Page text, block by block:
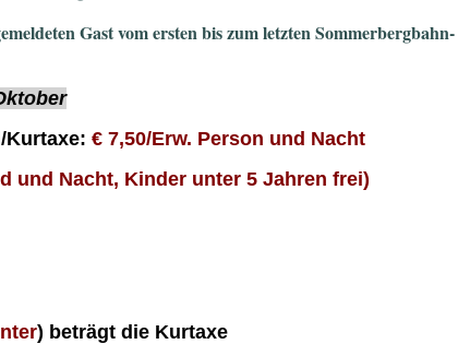
Gast vom ersten bis zum letzten Sommerbergbahn-
Kurtaxe: € 7,50/Erw. Person und Nacht
und Nacht, Kinder unter 5 Jahren frei)
) beträgt die Kurtaxe